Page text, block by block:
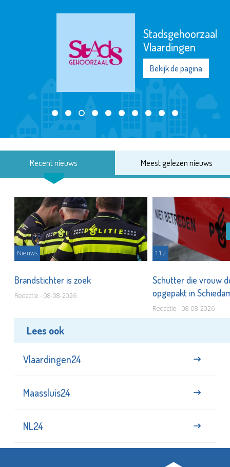
Stadsgehoorzaal
Vlaardingen
Bekijk de pagina
Recent nieuws Meest gelezen nieuws
Nieuws
Brandstichter is zoek
Redactie - 08-08-2026
112
Schutter die vrouw
opgepakt in
Redactie - 08-08-2026
Lees ook
Vlaardingen24
Maassluis24
NL24